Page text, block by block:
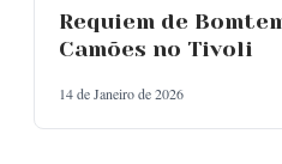
Requiem de
Camões no Tivoli
14 de Janeiro de 2026